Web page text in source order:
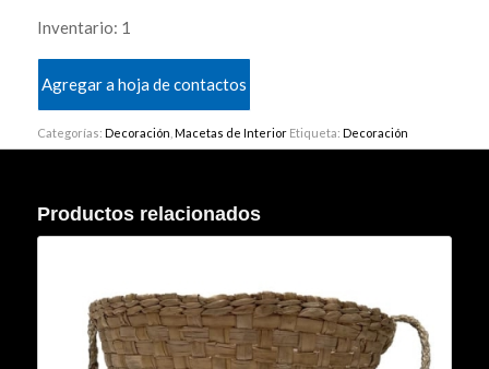
Inventario: 1
Agregar a hoja de contactos
Categorías: Decoración Macetas de Interior Etiqueta: Decoración
Productos relacionados